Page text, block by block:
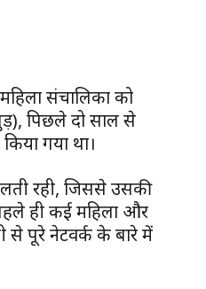
संचालिका को
पिछले दो साल से
गया था।
रही, जिससे उसकी
पहले ही कई महिला और
से पूरे नेटवर्क के बारे में